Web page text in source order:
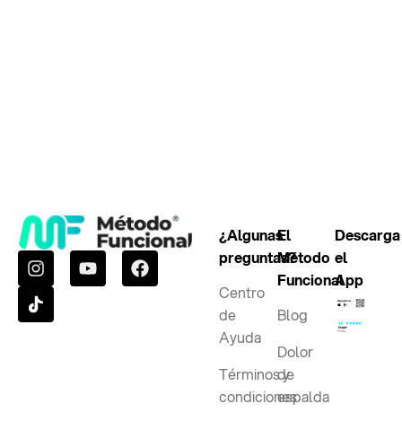
¿Algunas
preguntas?
Centro
de
Ayuda
Términos y
condiciones
El
Método
Funcional
Blog
Dolor
de
espalda
Descarga
el
App